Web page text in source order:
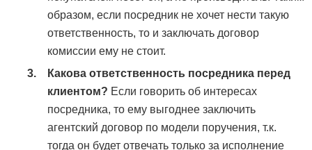
образом, если посредник не хочет нести такую
ответственность, то и заключать договор
комиссии ему не стоит.
Какова ответственность посредника перед
клиентом? Если говорить об интересах
посредника, то ему выгоднее заключить
агентский договор по модели поручения, т.к.
тогда он будет отвечать только за исполнение